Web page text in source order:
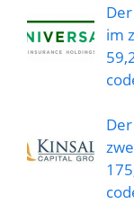
im